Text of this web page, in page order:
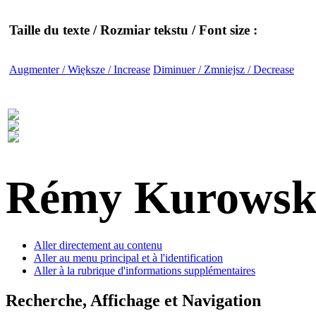
Taille du texte / Rozmiar tekstu / Font size :
Augmenter / Większe / Increase Diminuer / Zmniejsz / Decrease
Rémy
Aller directement au contenu
Aller au menu principal et à l'identification
Aller à la rubrique d'informations supplémentaires
Recherche, Affichage et Navigation